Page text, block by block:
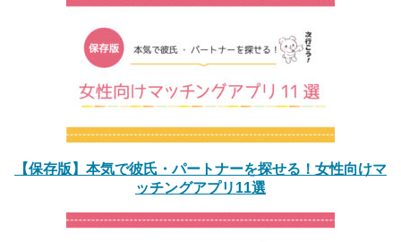
【保存版】本気で彼氏・パートナーを探せる！女性向けマ
ッチングアプリ11選